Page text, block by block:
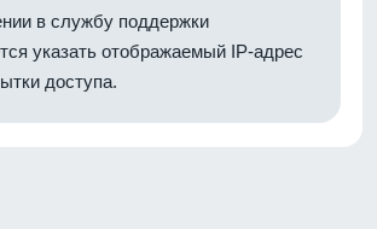
в службу поддержки
указать отображаемый IP-адрес
доступа.